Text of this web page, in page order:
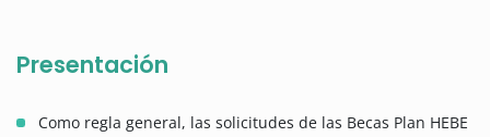
Presentación
Como regla general, las solicitudes de las Becas Plan HEBE